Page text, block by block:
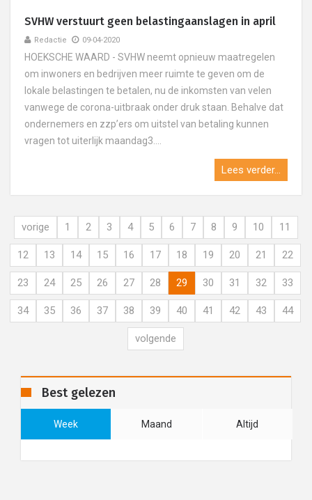
SVHW verstuurt geen belastingaanslagen in april
Redactie 09-04-2020
HOEKSCHE WAARD - SVHW neemt opnieuw maatregelen
om inwoners en bedrijven meer ruimte te geven om de
lokale belastingen te betalen, nu de inkomsten van velen
vanwege de corona-uitbraak onder druk staan. Behalve dat
ondernemers en zzp’ers om uitstel van betaling kunnen
vragen tot uiterlijk maandag3....
Lees verder...
vorige 1 2 3 4 5 6 7 8 9 10 11
12 13 14 15 16 17 18 19 20 21 22
23 24 25 26 27 28 29 30 31 32 33
34 35 36 37 38 39 40 41 42 43 44
volgende
Best gelezen
Week Maand Altijd